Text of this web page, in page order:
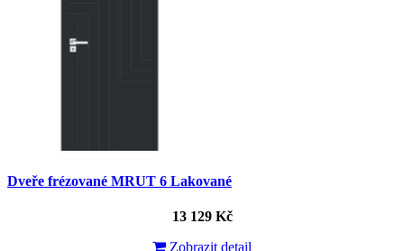
Dveře frézované MRUT 6 Lakované
13 129 Kč
Zobrazit detail